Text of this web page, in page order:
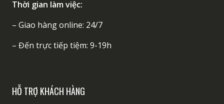
Thời gian làm việc:
– Giao hàng online: 24/7
– Đến trực tiếp tiệm: 9-19h
HỖ TRỢ KHÁCH HÀNG